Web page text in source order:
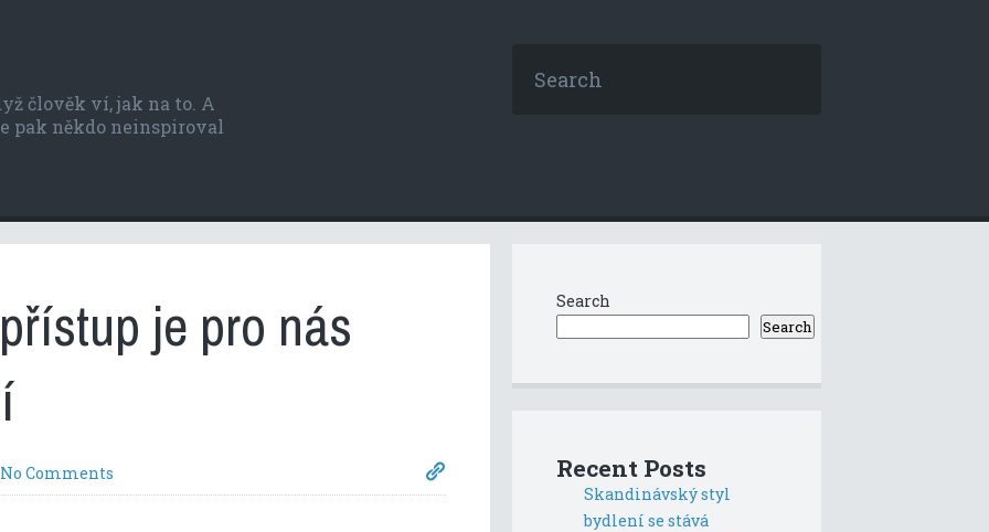
člověk ví, jak na to. A
pak někdo neinspiroval
je pro nás
No Comments
Search
Search
Recent Posts
Skandinávský styl
bydlení se stává